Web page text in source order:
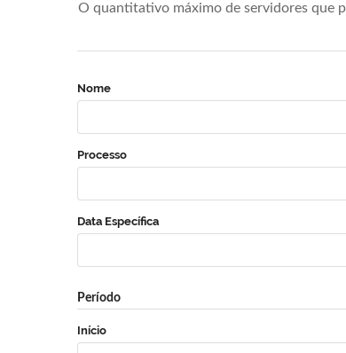
O quantitativo máximo de servidores que
Nome
Processo
Data Específica
Período
Início